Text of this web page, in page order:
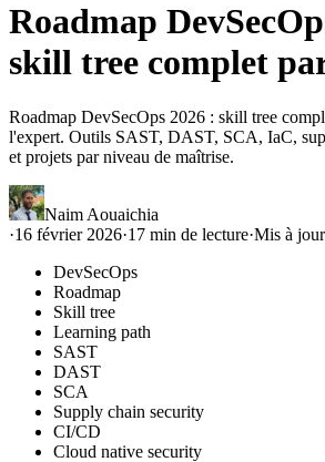
Roadmap
skill tree complet
Roadmap DevSecOps 2026 : skill tree
l'expert. Outils SAST, DAST, SCA, IaC,
et projets par niveau de maîtrise.
Naim Aouaichia
·16 février 2026·17 min de lecture·Mis à
DevSecOps
Roadmap
Skill tree
Learning path
SAST
DAST
SCA
Supply chain security
CI/CD
Cloud native security